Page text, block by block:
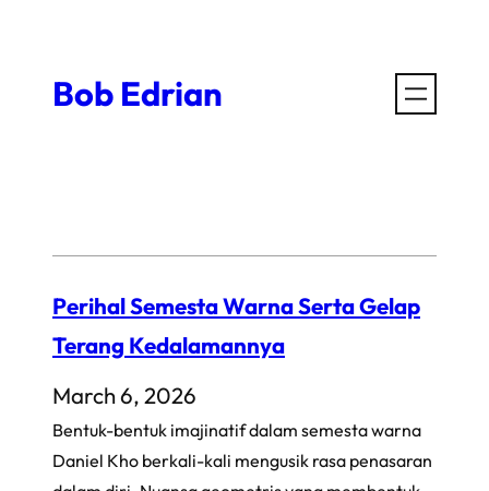
contentBob Edrian
Perihal Semesta Warna Serta Gelap
Terang Kedalamannya
March 6, 2026
Bentuk-bentuk imajinatif dalam semesta warna
Daniel Kho berkali-kali mengusik rasa penasaran